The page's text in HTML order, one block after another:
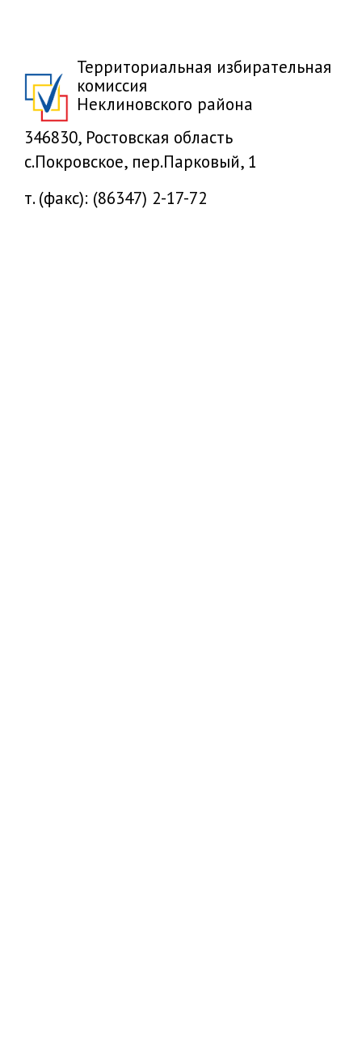
Территориальная избирательная
комиссия
Неклиновского района
346830, Ростовская область
с.Покровское, пер.Парковый, 1
т. (факс): (86347) 2-17-72